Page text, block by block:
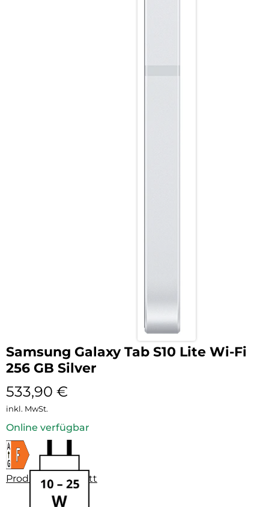
Samsung Galaxy Tab S10 Lite Wi-Fi
256 GB Silver
533,90 €
inkl. MwSt.
Online verfügbar
Produktdatenblatt